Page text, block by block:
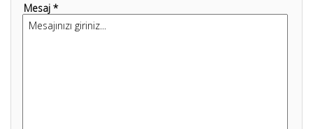
Mesaj *